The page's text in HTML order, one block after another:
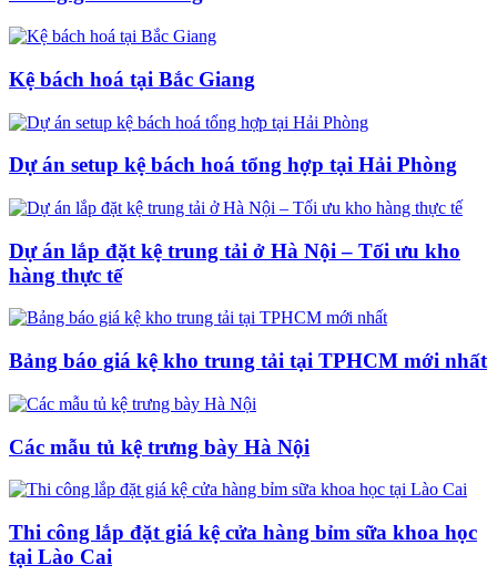
Kệ bách hoá tại Bắc Giang
Dự án setup kệ bách hoá tổng hợp tại Hải Phòng
Dự án lắp đặt kệ trung tải ở Hà Nội – Tối ưu kho
hàng thực tế
Bảng báo giá kệ kho trung tải tại TPHCM mới nhất
Các mẫu tủ kệ trưng bày Hà Nội
Thi công lắp đặt giá kệ cửa hàng bỉm sữa khoa học
tại Lào Cai